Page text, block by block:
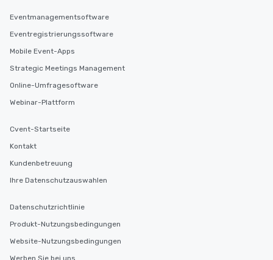
Eventmanagementsoftware
Eventregistrierungssoftware
Mobile Event-Apps
Strategic Meetings Management
Online-Umfragesoftware
Webinar-Plattform
Cvent-Startseite
Kontakt
Kundenbetreuung
Ihre Datenschutzauswahlen
Datenschutzrichtlinie
Produkt-Nutzungsbedingungen
Website-Nutzungsbedingungen
Werben Sie bei uns